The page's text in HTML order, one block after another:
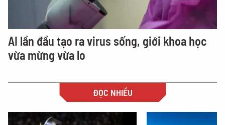
AI lần đầu tạo ra virus sống, giới khoa học
vừa mừng vừa lo
ĐỌC NHIỀU